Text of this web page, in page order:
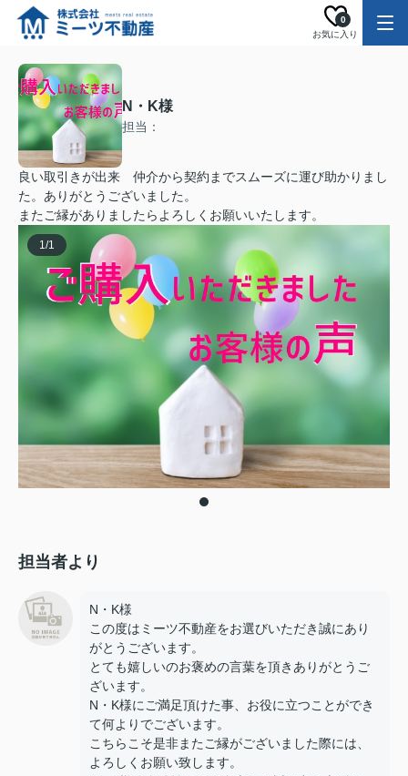
お気に入り
0
N・K様
担当：
良い取引きが出来 仲介から契約までスムーズに運び助かりまし
た。ありがとうございました。
またご縁がありましたらよろしくお願いいたします。
1/1
担当者より
N・K様
この度はミーツ不動産をお選びいただき誠にあり
がとうございます。
とても嬉しいのお褒めの言葉を頂きありがとうご
ざいます。
N・K様にご満足頂けた事、お役に立つことができ
て何よりでございます。
こちらこそ是非またご縁がございました際には、
よろしくお願い致します。